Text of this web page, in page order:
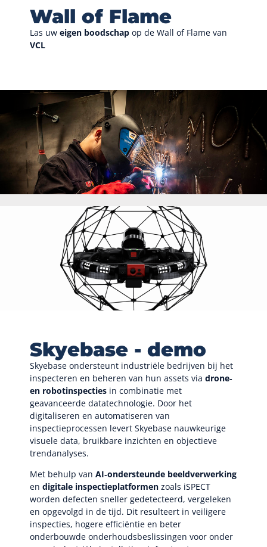
Wall of Flame
Las uw eigen boodschap op de Wall of Flame van
VCL
Skyebase - demo
Skyebase ondersteunt industriële bedrijven bij het
inspecteren en beheren van hun assets via drone‑
en robotinspecties in combinatie met
geavanceerde datatechnologie. Door het
digitaliseren en automatiseren van
inspectieprocessen levert Skyebase nauwkeurige
visuele data, bruikbare inzichten en objectieve
trendanalyses.
Met behulp van AI‑ondersteunde beeldverwerking
en digitale inspectieplatformen zoals iSPECT
worden defecten sneller gedetecteerd, vergeleken
en opgevolgd in de tijd. Dit resulteert in veiligere
inspecties, hogere efficiëntie en beter
onderbouwde onderhoudsbeslissingen voor onder